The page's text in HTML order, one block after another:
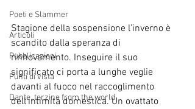
Poeti e Slammer
Articoli
Pubblicazioni
Punti di vista
Dante, terzine from the world
Stagione della sospensione l’inverno è
scandito dalla speranza di
rinnovamento. Inseguire il suo
significato ci porta a lunghe veglie
davanti al fuoco nel raccoglimento
dell’intimità domestica. Un ovattato